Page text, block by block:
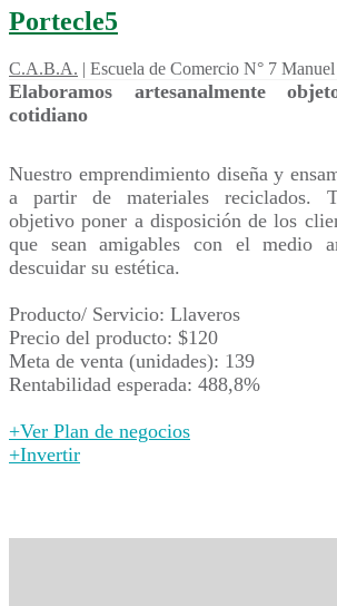
Portecle5
C.A.B.A. | Escuela de Comercio N° 7
Elaboramos artesanalmente
cotidiano
Nuestro emprendimiento diseña y
a partir de materiales reciclados.
objetivo poner a disposición de los
que sean amigables con el medio
descuidar su estética.
Producto/ Servicio: Llaveros
Precio del producto: $120
Meta de venta (unidades): 139
Rentabilidad esperada: 488,8%
+Ver Plan de negocios
+Invertir